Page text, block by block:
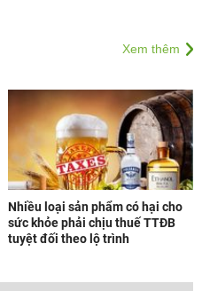
Xem thêm
Nhiều loại sản phẩm có hại cho
sức khỏe phải chịu thuế TTĐB
tuyệt đối theo lộ trình